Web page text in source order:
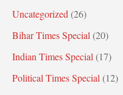
Uncategorized(26)
Bihar Times Special(20)
Indian Times Special(17)
Political Times Special(12)